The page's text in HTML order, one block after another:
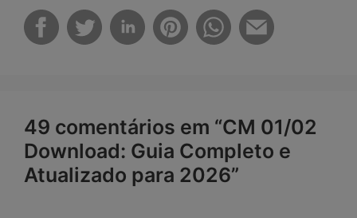
49 comentários em “CM 01/02
Download: Guia Completo e
Atualizado para 2026”